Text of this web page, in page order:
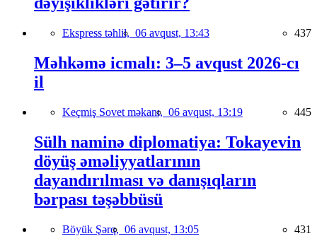
Ekspress təhlil, 06 avqust, 13:43 437
Məhkəmə icmalı: 3–5 avqust 2026-cı
il
Keçmiş Sovet məkanı, 06 avqust, 13:19 445
Sülh naminə diplomatiya: Tokayevin
döyüş əməliyyatlarının
dayandırılması və danışıqların
bərpası təşəbbüsü
Böyük Şərq, 06 avqust, 13:05 431